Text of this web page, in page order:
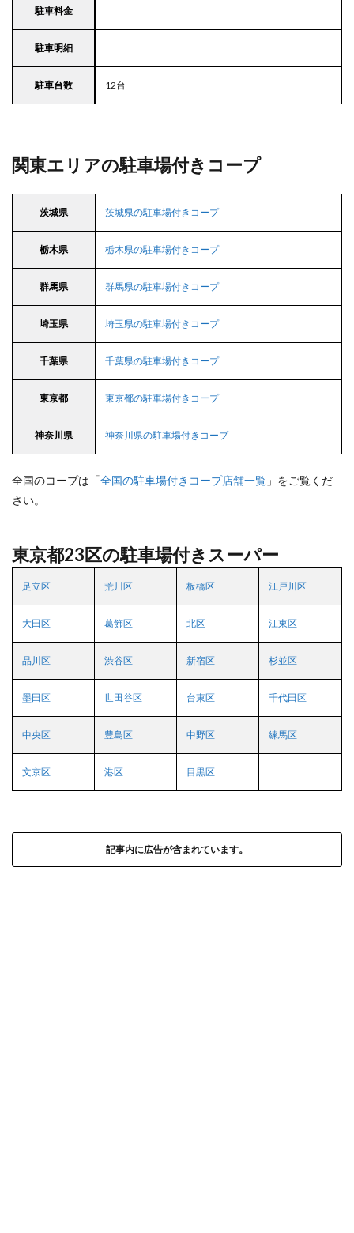
駐車料金
駐車明細
駐車台数 12台
関東エリアの駐車場付きコープ
茨城県 茨城県の駐車場付きコープ
栃木県 栃木県の駐車場付きコープ
群馬県 群馬県の駐車場付きコープ
埼玉県 埼玉県の駐車場付きコープ
千葉県 千葉県の駐車場付きコープ
東京都 東京都の駐車場付きコープ
神奈川県 神奈川県の駐車場付きコープ
全国のコープは「全国の駐車場付きコープ店舗一覧 」をご覧くだ
さい。
東京都23区の駐車場付きスーパー
足立区 荒川区 板橋区 江戸川区
大田区 葛飾区 北区 江東区
品川区 渋谷区 新宿区 杉並区
墨田区 世田谷区 台東区 千代田区
中央区 豊島区 中野区 練馬区
文京区 港区 目黒区
記事内に広告が含まれています。